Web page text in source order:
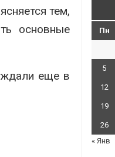
тем,
основные
еще в
Пн
5
12
19
26
« Янв